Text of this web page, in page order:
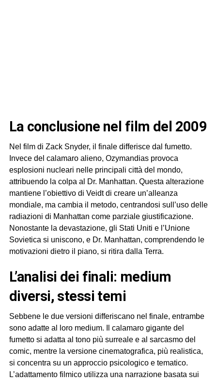
la conclusione nel film del 2009
Nel film di Zack Snyder, il finale differisce dal fumetto.
Invece del calamaro alieno, Ozymandias provoca
esplosioni nucleari nelle principali città del mondo,
attribuendo la colpa al Dr. Manhattan. Questa alterazione
mantiene l’obiettivo di Veidt di creare un’alleanza
mondiale, ma cambia il metodo, centrandosi sull’uso delle
radiazioni di Manhattan come parziale giustificazione.
Nonostante la devastazione, gli Stati Uniti e l’Unione
Sovietica si uniscono, e Dr. Manhattan, comprendendo le
motivazioni dietro il piano, si ritira dalla Terra.
l’analisi dei finali: medium
diversi, stessi temi
Sebbene le due versioni differiscano nel finale, entrambe
sono adatte al loro medium. Il calamaro gigante del
fumetto si adatta al tono più surreale e al sarcasmo del
comic, mentre la versione cinematografica, più realistica,
si concentra su un approccio psicologico e tematico.
L’adattamento filmico utilizza una narrazione basata sui